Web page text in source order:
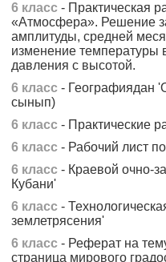
6 класс - Практическая
«Атмосфера». Решение
амплитуды, средней
изменение температуры
давления с высотой.
6 класс - Географиядан
сынып)
6 класс - Практические
6 класс - Рабочий лист
6 класс - Краевой очно-
Кубани'
6 класс -
землетрясения'
6 класс - Реферат на
страница мирового